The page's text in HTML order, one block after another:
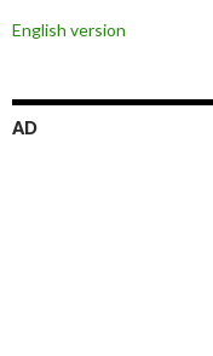
English version
AD